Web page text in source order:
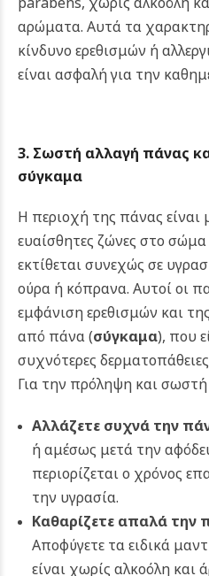
αρώματα. Αυτά τα
κίνδυνο ερεθισμών ή
είναι ασφαλή για την
3. Σωστή αλλαγή πάνας
σύγκαμα
Η περιοχή της πάνας είναι
ευαίσθητες ζώνες στο
εκτίθεται συνεχώς σε
ούρα ή κόπρανα. Αυτοί οι
εμφάνιση ερεθισμών και
από πάνα (σύγκαμα), που
συχνότερες
Για την πρόληψη και σωστή
Αλλάζετε συχνά την
ή αμέσως μετά την
περιορίζεται ο χρόνος
την υγρασία.
Καθαρίζετε απαλά την
Αποφύγετε τα ειδικά
είναι χωρίς αλκοόλη και